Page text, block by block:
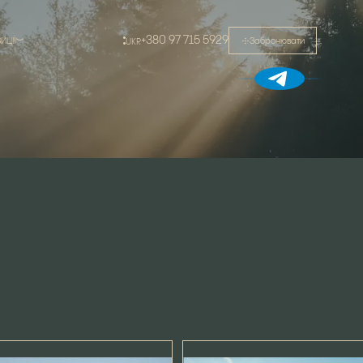
UKR+380 97 715 5929 Забронювати